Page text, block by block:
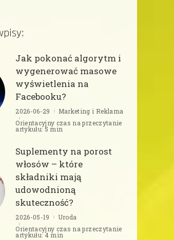
Jak pokonać algorytm i
wygenerować masowe
wyświetlenia na
Facebooku?
2026-06-29
Marketing i Reklama
Orientacyjny czas na przeczytanie
artykułu: 5 min
Suplementy na porost
włosów – które
składniki mają
udowodnioną
skuteczność?
2026-05-19
Uroda
Orientacyjny czas na przeczytanie
artykułu: 4 min